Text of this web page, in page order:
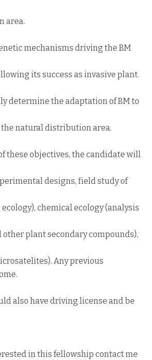
area.
mechanisms driving the BM
its success as invasive plant.
determine the adaptation of BM to
natural distribution area.
these objectives, the candidate will
designs, field study of
chemical ecology (analysis
plant secondary compounds),
Any previous
also have driving license and be
in this fellowship contact me